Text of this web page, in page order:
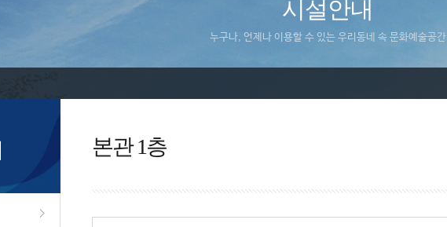
시설안내
누구나, 언제나 이용할 수 있는 우리동네 속 문화예술공간
본관 1층